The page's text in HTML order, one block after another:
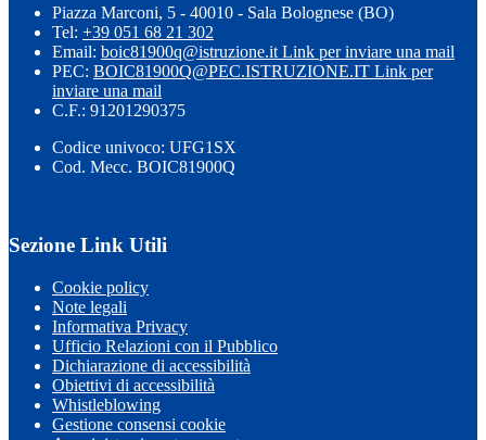
Piazza Marconi, 5 - 40010 - Sala Bolognese (BO)
Tel: +39 051 68 21 302
Email: boic81900q@istruzione.it Link per inviare una mail
PEC: BOIC81900Q@PEC.ISTRUZIONE.IT Link per
inviare una mail
C.F.: 91201290375
Codice univoco: UFG1SX
Cod. Mecc. BOIC81900Q
Sezione Link Utili
Cookie policy
Note legali
Informativa Privacy
Ufficio Relazioni con il Pubblico
Dichiarazione di accessibilità
Obiettivi di accessibilità
Whistleblowing
Gestione consensi cookie